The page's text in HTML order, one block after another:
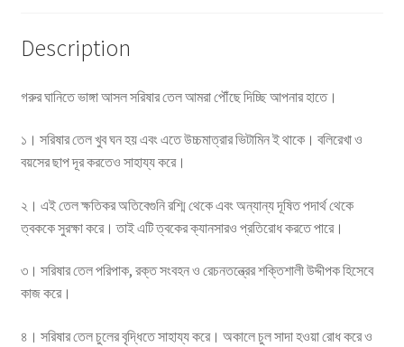
Description
গরুর ঘানিতে ভাঙ্গা আসল সরিষার তেল আমরা পৌঁছে দিচ্ছি আপনার হাতে।
১। সরিষার তেল খুব ঘন হয় এবং এতে উচ্চমাত্রার ভিটামিন ই থাকে। বলিরেখা ও
বয়সের ছাপ দূর করতেও সাহায্য করে।
২। এই তেল ক্ষতিকর অতিবেগুনি রশ্মি থেকে এবং অন্যান্য দূষিত পদার্থ থেকে
ত্বককে সুরক্ষা করে। তাই এটি ত্বকের ক্যানসারও প্রতিরোধ করতে পারে।
৩। সরিষার তেল পরিপাক, রক্ত সংবহন ও রেচনতন্ত্রের শক্তিশালী উদ্দীপক হিসেবে
কাজ করে।
৪। সরিষার তেল চুলের বৃদ্ধিতে সাহায্য করে। অকালে চুল সাদা হওয়া রোধ করে ও